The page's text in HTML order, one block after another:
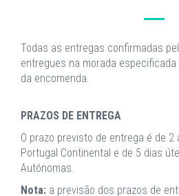
Todas as entregas confirmadas
entregues na morada
da encomenda.
PRAZOS DE ENTREGA
O prazo previsto de entrega é de 2
Portugal Continental e de 5 dias
Autónomas.
Nota: a previsão dos prazos de